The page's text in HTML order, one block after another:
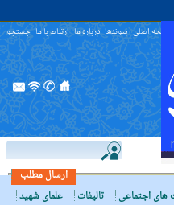
صفحه اصلی پیوندها درباره ما ارتباط با ما جستجو
ارسال مطلب
های اجتماعی تالیفات
علمای شهید